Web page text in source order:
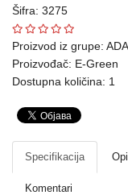
Telefoni
Mrežna
oprema
Gaming
Šifra: 3275
Proizvod iz grupe:
Proizvođač: E-Green
Dostupna količina: 1
Specifikacija
Komentari